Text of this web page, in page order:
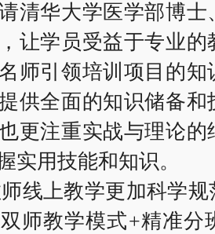
清华大学医学部博
让学员受益于专业的
师引领培训项目的知
供全面的知识储备和
更注重实战与理论的
实用技能和知识。
线上教学更加科学
师教学模式+精准分